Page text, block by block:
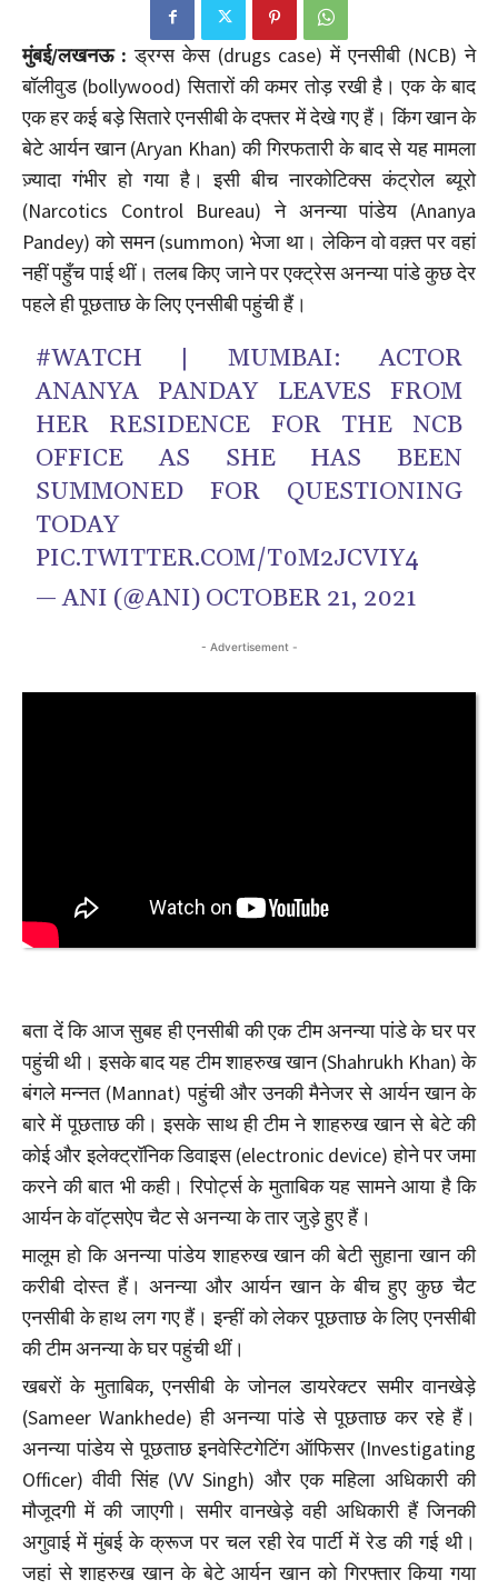
मुंबई/लखनऊ : ड्रग्स केस (drugs case) में एनसीबी (NCB) ने
बॉलीवुड (bollywood) सितारों की कमर तोड़ रखी है। एक के बाद
एक हर कई बड़े सितारे एनसीबी के दफ्तर में देखे गए हैं। किंग खान के
बेटे आर्यन खान (Aryan Khan) की गिरफतारी के बाद से यह मामला
ज़्यादा गंभीर हो गया है। इसी बीच नारकोटिक्स कंट्रोल ब्यूरो
(Narcotics Control Bureau) ने अनन्या पांडेय (Ananya
Pandey) को समन (summon) भेजा था। लेकिन वो वक़्त पर वहां
नहीं पहुँच पाई थीं। तलब किए जाने पर एक्ट्रेस अनन्या पांडे कुछ देर
पहले ही पूछताछ के लिए एनसीबी पहुंची हैं।
#WATCH | MUMBAI: ACTOR
ANANYA PANDAY LEAVES FROM
HER RESIDENCE FOR THE NCB
OFFICE AS SHE HAS BEEN
SUMMONED FOR QUESTIONING
TODAY
PIC.TWITTER.COM/T0M2JCVIY4
— ANI (@ANI) OCTOBER 21, 2021
- Advertisement -
बता दें कि आज सुबह ही एनसीबी की एक टीम अनन्या पांडे के घर पर
पहुंची थी। इसके बाद यह टीम शाहरुख खान (Shahrukh Khan) के
बंगले मन्नत (Mannat) पहुंची और उनकी मैनेजर से आर्यन खान के
बारे में पूछताछ की। इसके साथ ही टीम ने शाहरुख खान से बेटे की
कोई और इलेक्ट्रॉनिक डिवाइस (electronic device) होने पर जमा
करने की बात भी कही। रिपोर्ट्स के मुताबिक यह सामने आया है कि
आर्यन के वॉट्सऐप चैट से अनन्या के तार जुड़े हुए हैं।
मालूम हो कि अनन्या पांडेय शाहरुख खान की बेटी सुहाना खान की
करीबी दोस्त हैं। अनन्या और आर्यन खान के बीच हुए कुछ चैट
एनसीबी के हाथ लग गए हैं। इन्हीं को लेकर पूछताछ के लिए एनसीबी
की टीम अनन्या के घर पहुंची थीं।
खबरों के मुताबिक, एनसीबी के जोनल डायरेक्टर समीर वानखेड़े
(Sameer Wankhede) ही अनन्या पांडे से पूछताछ कर रहे हैं।
अनन्या पांडेय से पूछताछ इनवेस्टिगेटिंग ऑफिसर (Investigating
Officer) वीवी सिंह (VV Singh) और एक महिला अधिकारी की
मौजूदगी में की जाएगी। समीर वानखेड़े वही अधिकारी हैं जिनकी
अगुवाई में मुंबई के क्रूज पर चल रही रेव पार्टी में रेड की गई थी।
जहां से शाहरुख खान के बेटे आर्यन खान को गिरफ्तार किया गया